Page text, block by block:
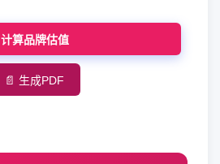
计算品牌估值
📄 生成PDF